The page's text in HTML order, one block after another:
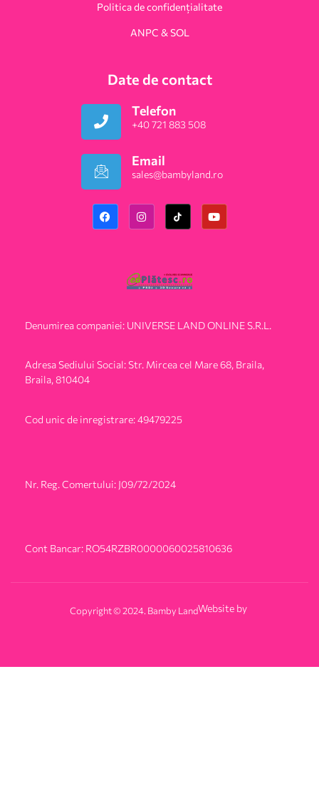
Politica de confidențialitate
ANPC & SOL
Date de contact
Telefon
+40 721 883 508
Email
sales@bambyland.ro​
Denumirea companiei: UNIVERSE LAND ONLINE S.R.L.
Adresa Sediului Social: Str. Mircea cel Mare 68, Braila,
Braila, 810404
Cod unic de inregistrare: 49479225
Nr. Reg. Comertului: J09/72/2024
Cont Bancar: RO54RZBR0000060025810636
Copyright © 2024. Bamby LandWebsite by